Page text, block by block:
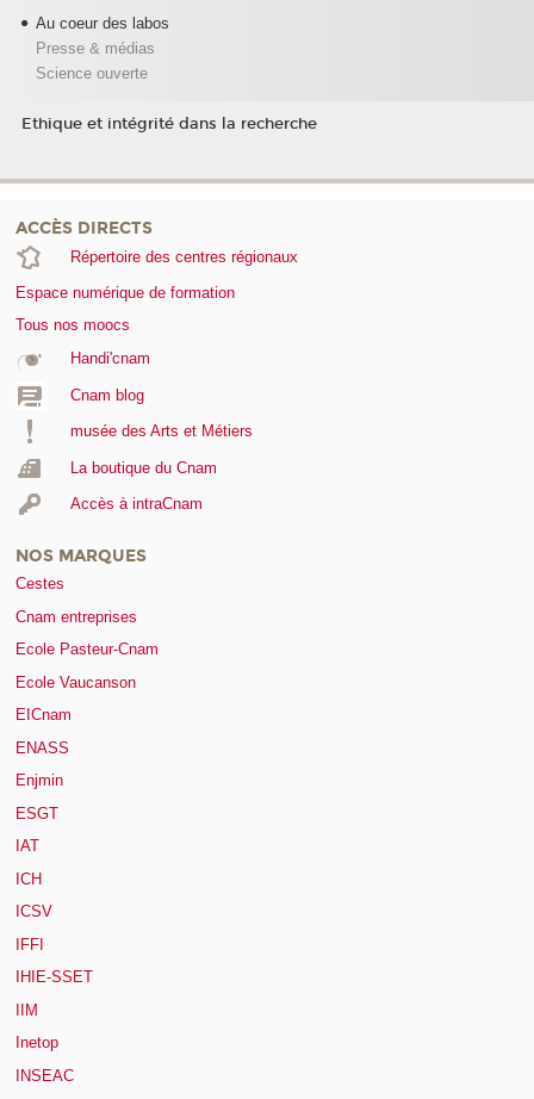
Au coeur des labos
Presse & médias
Science ouverte
Ethique et intégrité dans la recherche
ACCÈS DIRECTS
Répertoire des centres régionaux
Espace numérique de formation
Tous nos moocs
Handi'cnam
Cnam blog
musée des Arts et Métiers
La boutique du Cnam
Accès à intraCnam
NOS MARQUES
Cestes
Cnam entreprises
Ecole Pasteur-Cnam
Ecole Vaucanson
EICnam
ENASS
Enjmin
ESGT
IAT
ICH
ICSV
IFFI
IHIE-SSET
IIM
Inetop
INSEAC